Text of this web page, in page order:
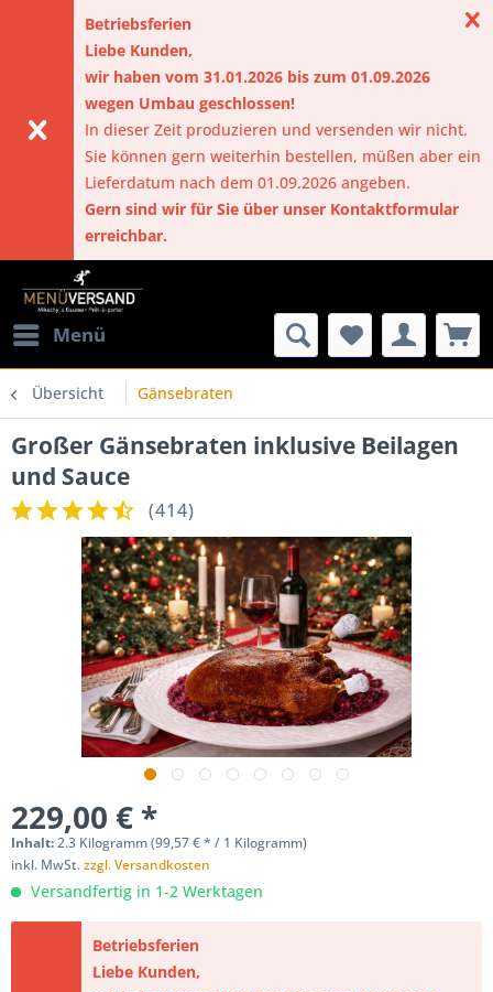
Betriebsferien
Liebe Kunden,
wir haben vom 31.01.2026 bis zum 01.09.2026
wegen Umbau geschlossen!
In dieser Zeit produzieren und versenden wir nicht.
Sie können gern weiterhin bestellen, müßen aber ein
Lieferdatum nach dem 01.09.2026 angeben.
Gern sind wir für Sie über unser Kontaktformular
erreichbar.
Menü
Übersicht Gänsebraten
Großer Gänsebraten inklusive Beilagen
und Sauce
(414)
229,00 € *
Inhalt:2.3 Kilogramm (99,57 € * / 1 Kilogramm)
inkl. MwSt.zzgl. Versandkosten
Versandfertig in 1-2 Werktagen
Betriebsferien
Liebe Kunden,